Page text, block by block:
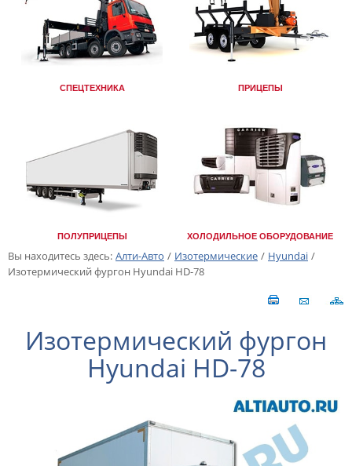
СПЕЦТЕХНИКА ПРИЦЕПЫ
ПОЛУПРИЦЕПЫ ХОЛОДИЛЬНОЕ ОБОРУДОВАНИЕ
Вы находитесь здесь: Алти-Авто / Изотермические / Hyundai /
Изотермический фургон Hyundai HD-78
Изотермический фургон
Hyundai HD-78